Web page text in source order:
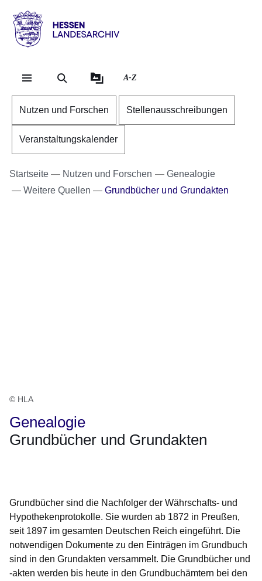
Hessen
Landesarchiv
A-Z
Nutzen und Forschen Stellenausschreibungen
Veranstaltungskalender
Startseite Nutzen und Forschen
Genealogie
Weitere Quellen
Grundbücher und Grundakten
© HLA
Genealogie
Grundbücher und Grundakten
Grundbücher sind die Nachfolger der Währschafts- und
Hypothekenprotokolle. Sie wurden ab 1872 in Preußen,
seit 1897 im gesamten Deutschen Reich eingeführt. Die
notwendigen Dokumente zu den Einträgen im Grundbuch
sind in den Grundakten versammelt. Die Grundbücher und
-akten werden bis heute in den Grundbuchämtern bei den